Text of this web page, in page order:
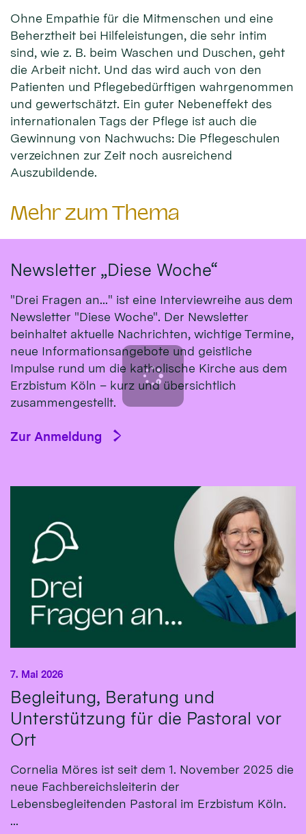
Ohne Empathie für die Mitmenschen und eine
Beherztheit bei Hilfeleistungen, die sehr intim
sind, wie z. B. beim Waschen und Duschen, geht
die Arbeit nicht. Und das wird auch von den
Patienten und Pflegebedürftigen wahrgenommen
und gewertschätzt. Ein guter Nebeneffekt des
internationalen Tags der Pflege ist auch die
Gewinnung von Nachwuchs: Die Pflegeschulen
verzeichnen zur Zeit noch ausreichend
Auszubildende.
Mehr zum Thema
Newsletter „Diese Woche“
"Drei Fragen an..." ist eine Interviewreihe aus dem
Newsletter "Diese Woche". Der Newsletter
beinhaltet aktuelle Nachrichten, wichtige Termine,
neue Informationsangebote und geistliche
Impulse rund um die katholische Kirche aus dem
Erzbistum Köln – kurz und übersichtlich
zusammengestellt.
Zur Anmeldung
Begleitung, Beratung und
Unterstützung für die Pastoral vor
Ort
7. Mai 2026
Cornelia Möres ist seit dem 1. November 2025 die
neue Fachbereichsleiterin der
Lebensbegleitenden Pastoral im Erzbistum Köln.
...